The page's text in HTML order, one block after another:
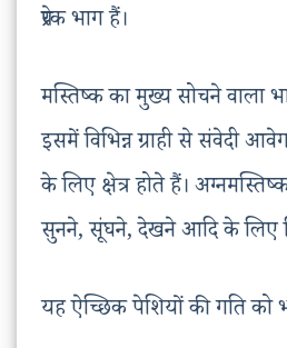
प्रेरक भाग हैं।
मस्तिष्क का मुख्य सोचने वाला
इसमें विभिन्न ग्राही से संवेदी
के लिए क्षेत्र होते हैं।
सुनने, सूंघने, देखने आदि के लिए
यह ऐच्छिक पेशियों की गति को